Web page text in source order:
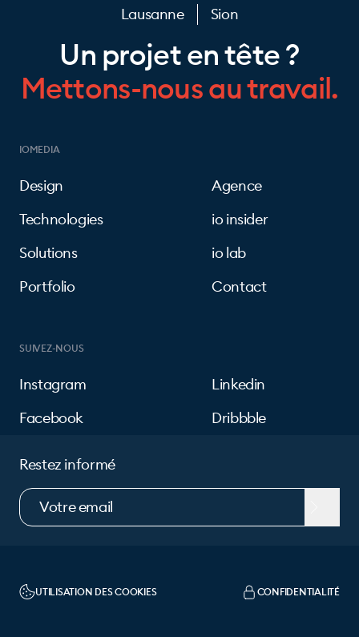
Lausanne Sion
Un projet en tête ?
Mettons-nous au travail.
IOMEDIA
Design
Technologies
Solutions
Portfolio
Agence
io insider
io lab
Contact
SUIVEZ-NOUS
Instagram
Facebook
Linkedin
Dribbble
Restez informé
UTILISATION DES COOKIES CONFIDENTIALITÉ